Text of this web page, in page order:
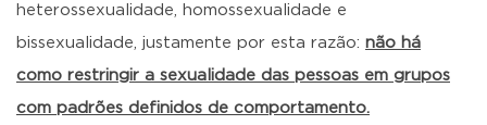
heterossexualidade, homossexualidade e
bissexualidade, justamente por esta razão: não há
como restringir a sexualidade das pessoas em grupos
com padrões definidos de comportamento.